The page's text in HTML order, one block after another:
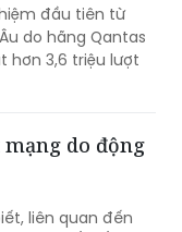
đầu tiên từ
do hãng Qantas
hơn 3,6 triệu lượt
do động
liên quan đến